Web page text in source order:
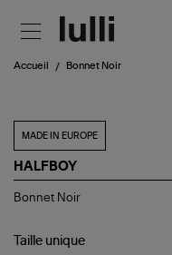
Accueil Bonnet Noir
MADE IN EUROPE
HALFBOY
Bonnet
Bonnet Noir
Taille unique